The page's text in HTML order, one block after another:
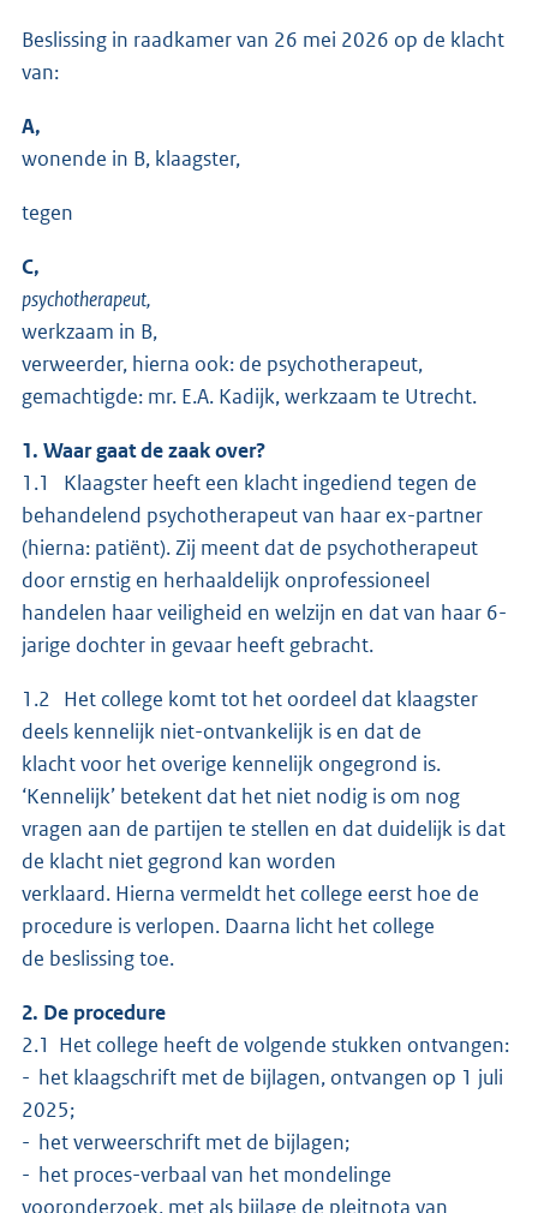
Beslissing in raadkamer van 26 mei 2026 op de klacht
van:
A,
wonende in B, klaagster,
tegen
C,
psychotherapeut,
werkzaam in B,
verweerder, hierna ook: de psychotherapeut,
gemachtigde: mr. E.A. Kadijk, werkzaam te Utrecht.
1. Waar gaat de zaak over?
1.1 Klaagster heeft een klacht ingediend tegen de
behandelend psychotherapeut van haar ex-partner
(hierna: patiënt). Zij meent dat de psychotherapeut
door ernstig en herhaaldelijk onprofessioneel
handelen haar veiligheid en welzijn en dat van haar 6-
jarige dochter in gevaar heeft gebracht.
1.2 Het college komt tot het oordeel dat klaagster
deels kennelijk niet-ontvankelijk is en dat de
klacht voor het overige kennelijk ongegrond is.
‘Kennelijk’ betekent dat het niet nodig is om nog
vragen aan de partijen te stellen en dat duidelijk is dat
de klacht niet gegrond kan worden
verklaard. Hierna vermeldt het college eerst hoe de
procedure is verlopen. Daarna licht het college
de beslissing toe.
2. De procedure
2.1 Het college heeft de volgende stukken ontvangen:
- het klaagschrift met de bijlagen, ontvangen op 1 juli
2025;
- het verweerschrift met de bijlagen;
- het proces-verbaal van het mondelinge
vooronderzoek, met als bijlage de pleitnota van